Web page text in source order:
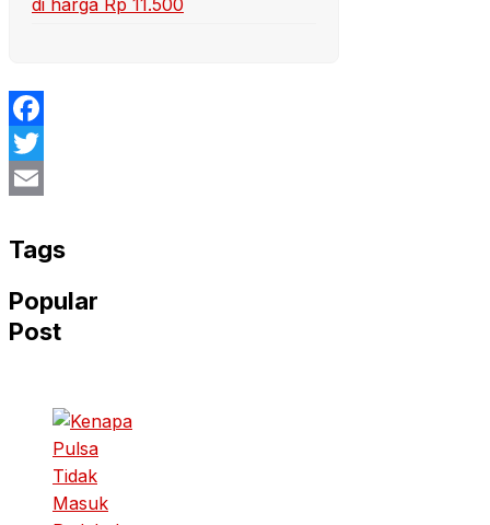
di harga Rp 11.500
Facebook
Twitter
Tags
Popular
Post